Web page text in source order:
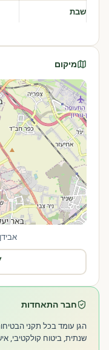
שבת
מיקום
אבידן
חבר התאחדות
הגן עומד בכל תקני
שנתית, ביטוח קולקטיבי,